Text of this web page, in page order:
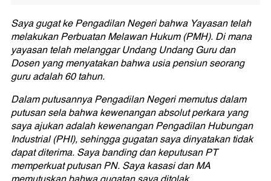
Saya gugat ke Pengadilan Negeri bahwa Yayasan telah
melakukan Perbuatan Melawan Hukum (PMH). Di mana
yayasan telah melanggar Undang Undang Guru dan
Dosen yang menyatakan bahwa usia pensiun seorang
guru adalah 60 tahun.
Dalam putusannya Pengadilan Negeri memutus dalam
putusan sela bahwa kewenangan absolut perkara yang
saya ajukan adalah kewenangan Pengadilan Hubungan
Industrial (PHI), sehingga gugatan saya dinyatakan tidak
dapat diterima. Saya banding dan keputusan PT
memperkuat putusan PN. Saya kasasi dan MA